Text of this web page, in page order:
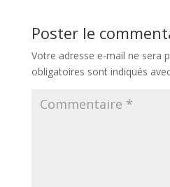
Poster le
Votre adresse e-mail ne sera
obligatoires sont indiqués